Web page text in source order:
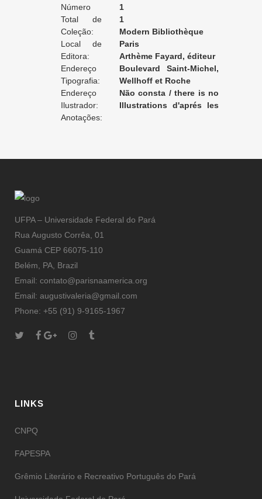
da Edição:
Número
do Volume:
1
Total de
Volumes:
1
Coleção:
Modern Bibliothèque
Local de
Edição:
Paris
Editora:
Arthème Fayard, éditeur
Endereço
da Editora:
Boulevard Saint-Michel,
Tipografia:
Wellhoff et Roche
Endereço
da Tipografia:
Não consta / there is no
record / non enregistré
Ilustrador:
Illustrations d'aprés les
aquarelles de Manuel Orazi
Anotações:
UFPA – Universidade Federal do Pará
Rua Augusto Corrêa, 01
Guamá CEP 66075-110
Belém, PA, Brazil
Email: contato@parisnaamerica.org
Email: augustivaleria@gmail.com
Phone: +55 (91) 9-9165-1967
LINKS
CNPQ
FAPESPA
Grêmio Literário e Recreativo Português do Pará